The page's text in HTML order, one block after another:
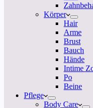
Körper
Hair
Arme
Brust
Bauch
Hände
Intime
Po
Beine
Pflege
Body Care